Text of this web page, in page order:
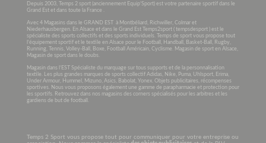
Depuis 2003, Temps 2 sport (anciennement Equip’Sport) est votre partenaire sportif dans le
Grand Est et dans toute la France .
Avec 4 Magasins dans le GRAND EST à Montbéliard, Richwiller, Colmar et
Niederhausbergen. En Alsace et dans le Grand Est Temps2sport ( tempsdesport ) est le
spécialiste des sports collectifs et des sports individuels. Temps de sport vous propose tout
l’équipement sportif et le textile en Alsace pour le Football, Handball, Basket-Ball, Rugby,
Running, Tennis, Volley-Ball, Boxe, Football Américain, Cyclisme. Magasin de sport en Alsace,
Magasin de sport dans le doubs.
Magasin dans l’EST Spécialiste du marquage sur tous supports et de la personnalisation
textile. Les plus grandes marques de sports collectif Adidas, Nike, Puma, Uhlsport, Erima,
Under Armour, Hummel, Mizuno, Asics, Babolat, Yonex. Objets publicitaires, récompenses
sportives. Nous vous proposons également une gamme de parapharmacie et protection pour
les sportifs. Retrouvez dans nos magasins des corners spécialisés pour les arbitres et les
gardiens de but de football.
Temps 2 Sport vous propose tout pour communiquer pour votre entreprise ou